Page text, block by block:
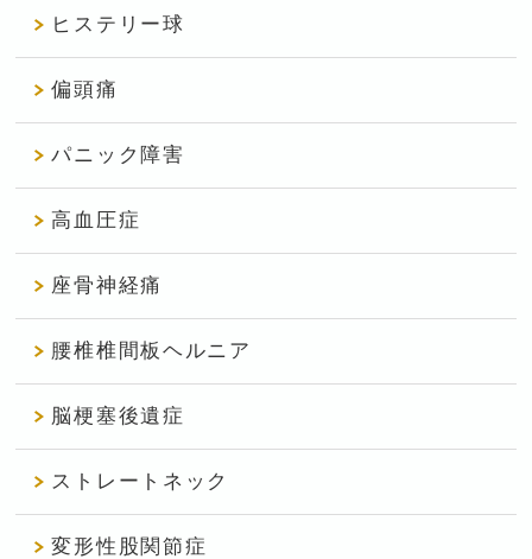
ヒステリー球
偏頭痛
パニック障害
高血圧症
座骨神経痛
腰椎椎間板ヘルニア
脳梗塞後遺症
ストレートネック
変形性股関節症